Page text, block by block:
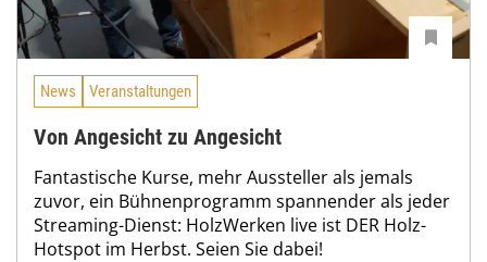
News Veranstaltungen
Von Angesicht zu Angesicht
Fantastische Kurse, mehr Aussteller als jemals
zuvor, ein Bühnenprogramm spannender als jeder
Streaming-Dienst: HolzWerken live ist DER Holz-
Hotspot im Herbst. Seien Sie dabei!